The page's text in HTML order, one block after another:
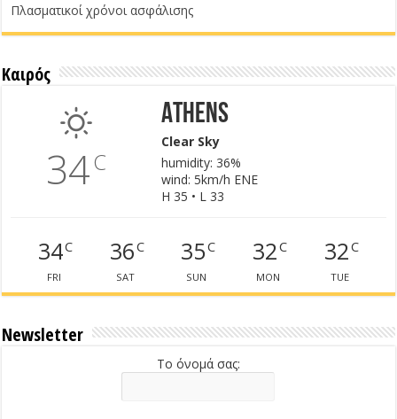
Πλασματικοί χρόνοι ασφάλισης
Καιρός
34C
Athens
Clear Sky
humidity: 36%
wind: 5km/h ENE
H 35 • L 33
34C
FRI
36C
SAT
35C
SUN
32C
MON
32C
TUE
Newsletter
Το όνομά σας: